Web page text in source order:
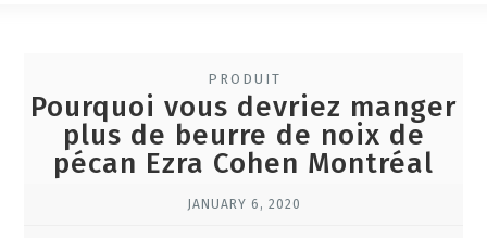
PRODUIT
Pourquoi vous devriez manger
plus de beurre de noix de
pécan Ezra Cohen Montréal
JANUARY 6, 2020